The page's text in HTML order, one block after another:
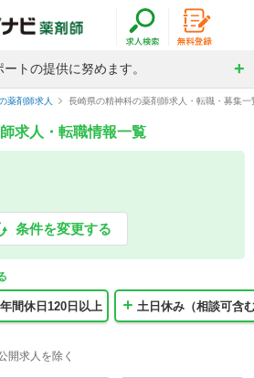
トの提供に努めます。
薬剤師求人 長崎県の精神科の薬剤師求人・転職・募集一
求人・転職情報一覧
条件を変更する
年間休日120日以上 土日休み（相談可含
開求人を除く